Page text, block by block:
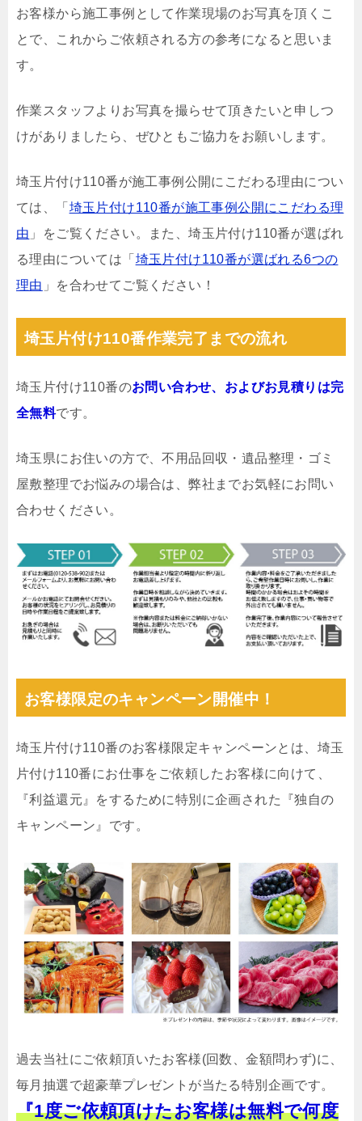
お客様から施工事例として作業現場のお写真を頂くこ
とで、これからご依頼される方の参考になると思いま
す。
作業スタッフよりお写真を撮らせて頂きたいと申しつ
けがありましたら、ぜひともご協力をお願いします。
埼玉片付け110番が施工事例公開にこだわる理由につい
ては、「 埼玉片付け110番が施工事例公開にこだわる理
由 」をご覧ください。また、埼玉片付け110番が選ばれ
る理由については「 埼玉片付け110番が選ばれる6つの
理由 」を合わせてご覧ください！
埼玉片付け110番作業完了までの流れ
埼玉片付け110番のお問い合わせ、およびお見積りは完
全無料です。
埼玉県にお住いの方で、不用品回収・遺品整理・ゴミ
屋敷整理でお悩みの場合は、弊社までお気軽にお問い
合わせください。
お客様限定のキャンペーン開催中！
埼玉片付け110番のお客様限定キャンペーンとは、埼玉
片付け110番にお仕事をご依頼したお客様に向けて、
『利益還元』をするために特別に企画された『独自の
キャンペーン』です。
過去当社にご依頼頂いたお客様(回数、金額問わず)に、
毎月抽選で超豪華プレゼントが当たる特別企画です。
『1度ご依頼頂けたお客様は無料で何度